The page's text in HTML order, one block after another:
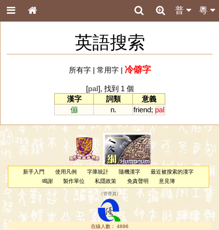
粵
普
英語搜索
所有字| 常用字| 冷僻字
[pal], 找到 1 個
漢字
詞類
意義
傰
n. friend; pal
新手入門 使用凡例 字庫統計 隨機漢字
最近被搜索的漢字
鳴謝
製作單位 私隱政策 免責聲明 意見簿
（管理員 ）
在線人數： 4896